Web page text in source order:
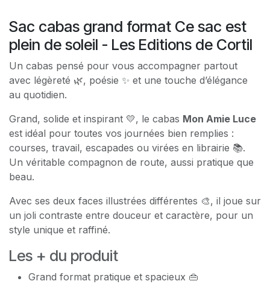
Sac cabas grand format Ce sac est
plein de soleil - Les Editions de Cortil
Un cabas pensé pour vous accompagner partout
avec légèreté 🌿, poésie ✨ et une touche d’élégance
au quotidien.
Grand, solide et inspirant 💛, le cabas Mon Amie Luce
est idéal pour toutes vos journées bien remplies :
courses, travail, escapades ou virées en librairie 📚.
Un véritable compagnon de route, aussi pratique que
beau.
Avec ses deux faces illustrées différentes 🎨, il joue sur
un joli contraste entre douceur et caractère, pour un
style unique et raffiné.
Les + du produit
Grand format pratique et spacieux 👜